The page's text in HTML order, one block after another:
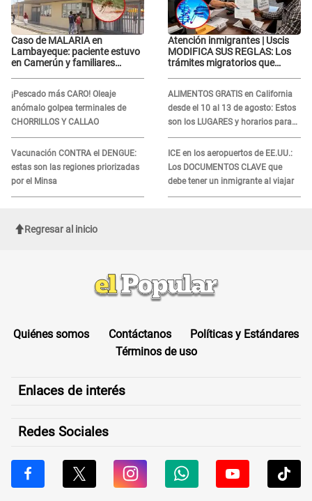
Caso de MALARIA en
Lambayeque: paciente estuvo
en Camerún y familiares
¡Pescado más CARO! Oleaje
anómalo golpea terminales de
CHORRILLOS Y CALLAO
Vacunación CONTRA el DENGUE:
estas son las regiones priorizadas
por el Minsa
Atención inmigrantes | Uscis
MODIFICA SUS REGLAS: Los
trámites migratorios que
ALIMENTOS GRATIS en California
desde el 10 al 13 de agosto: Estos
son los LUGARES y horarios para
recibir la ayuda
ICE en los aeropuertos de EE.UU.:
Los DOCUMENTOS CLAVE que
debe tener un inmigrante al viajar
Regresar al inicio
Quiénes somos Contáctanos
Políticas y Estándares
Términos de uso
Enlaces de interés
Redes Sociales